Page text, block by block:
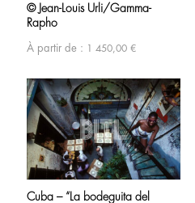
© Jean-Louis Urli/Gamma-
Rapho
À partir de : 1 450,00 €
Cuba – “La bodeguita del